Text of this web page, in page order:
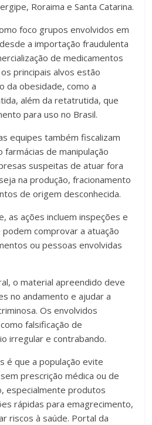
Roraima e Santa Catarina.
foco grupos envolvidos em
a importação fraudulenta
de medicamentos
principais alvos estão
da obesidade, como a
além da retatrutida, que
para uso no Brasil.
equipes também fiscalizam
de manipulação
suspeitas de atuar fora
na produção, fracionamento
de origem desconhecida.
as ações incluem inspeções e
comprovar a atuação
ou pessoas envolvidas
o material apreendido deve
no andamento e ajudar a
Os envolvidos
falsificação de
irregular e contrabando.
é que a população evite
prescrição médica ou de
especialmente produtos
rápidas para emagrecimento,
riscos à saúde. Portal da